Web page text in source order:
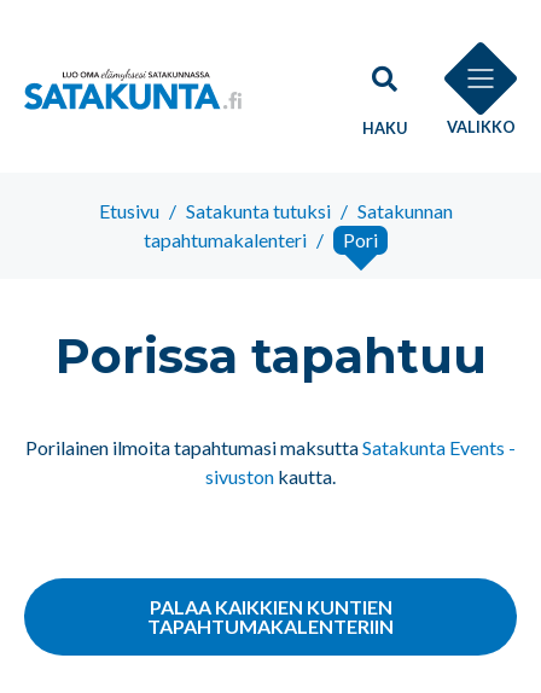
HAKU VALIKKO
Etusivu / Satakunta tutuksi / Satakunnan
tapahtumakalenteri / Pori
Porissa tapahtuu
Porilainen ilmoita tapahtumasi maksuttaSatakunta Events -
sivuston kautta.
PALAA KAIKKIEN KUNTIEN
TAPAHTUMAKALENTERIIN